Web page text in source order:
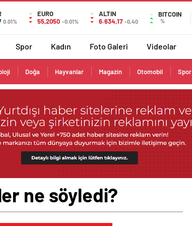
0.01%
EURO
55,2050 -0.01%
ALTIN
6.634,17 -0,40
BITCOIN
%
Spor Kadın Foto Galeri Videolar
Doğa Hayvanlar Magazin Otomobil Spor
ne söyledi?